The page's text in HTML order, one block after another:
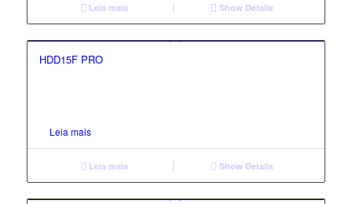
Leia mais Show Details
HDD15F PRO
Leia mais
Leia mais Show Details